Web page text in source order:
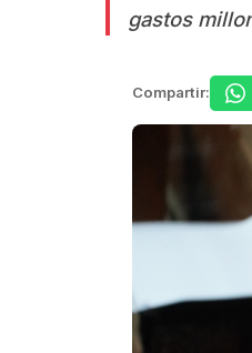
gastos
Compartir: